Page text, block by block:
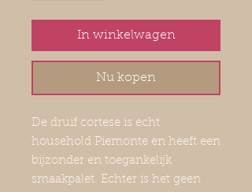
In winkelwagen
Nu kopen
De druif cortese is echt
household Piemonte en heeft een
bijzonder en toegankelijk
smaakpalet. Echter is het geen